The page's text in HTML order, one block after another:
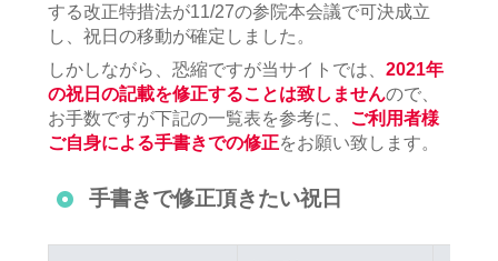
する改正特措法が11/27の参院本会議で可決成立
し、祝日の移動が確定しました。
しかしながら、恐縮ですが当サイトでは、 2021年
の祝日の記載を修正することは致しませんので、
お手数ですが下記の一覧表を参考に、 ご利用者様
ご自身による手書きでの修正をお願い致します。
手書きで修正頂きたい祝日